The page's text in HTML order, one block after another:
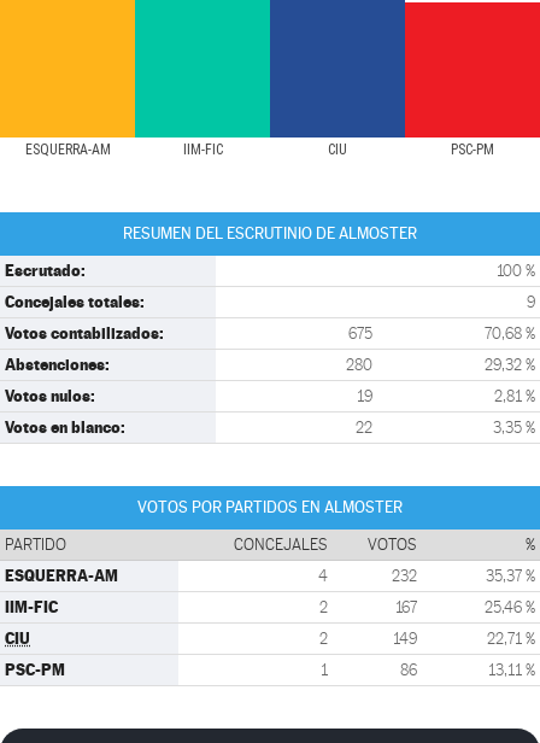
ESQUERRA-AM IIM-FIC CIU PSC-PM
RESUMEN DEL ESCRUTINIO DE ALMOSTER
Escrutado: 100 %
Concejales totales: 9
Votos contabilizados: 675 70,68 %
Abstenciones: 280 29,32 %
Votos nulos: 19 2,81 %
Votos en blanco: 22 3,35 %
VOTOS POR PARTIDOS EN ALMOSTER
PARTIDO CONCEJALES VOTOS %
ESQUERRA-AM 4 232 35,37 %
IIM-FIC 2 167 25,46 %
CIU 2 149 22,71 %
PSC-PM 1 86 13,11 %